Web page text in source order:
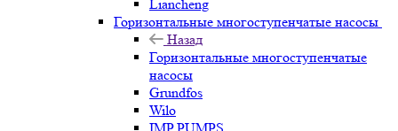
Liancheng
Горизонтальные многоступенчатые насосы
Назад
Горизонтальные многоступенчатые
насосы
Grundfos
Wilo